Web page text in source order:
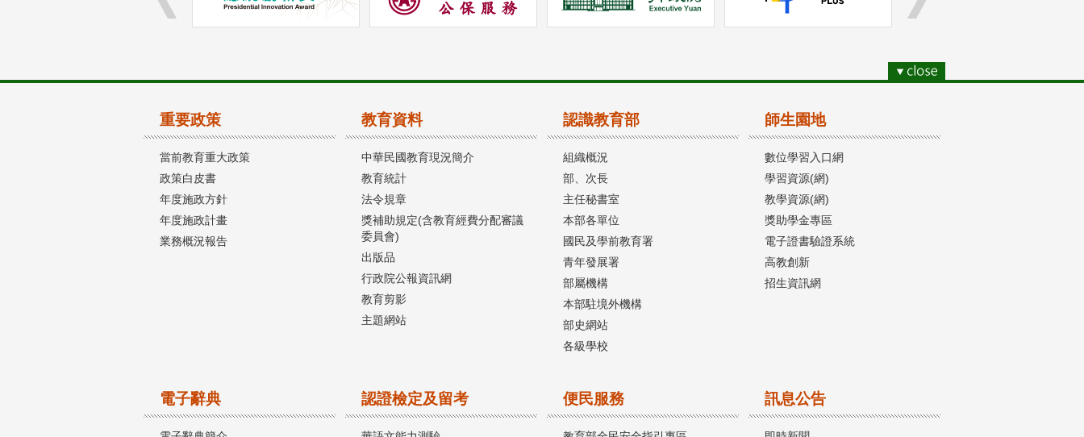
重要政策
當前教育重大政策
政策白皮書
年度施政方針
年度施政計畫
業務概況報告
教育資料
中華民國教育現況簡介
教育統計
法令規章
獎補助規定(含教育經費分配審議
委員會)
出版品
行政院公報資訊網
教育剪影
主題網站
認識教育部
組織概況
部、次長
主任秘書室
本部各單位
國民及學前教育署
青年發展署
部屬機構
本部駐境外機構
部史網站
各級學校
師生園地
數位學習入口網
學習資源(網)
教學資源(網)
獎助學金專區
電子證書驗證系統
高教創新
招生資訊網
電子辭典 認證檢定及留考 便民服務 訊息公告